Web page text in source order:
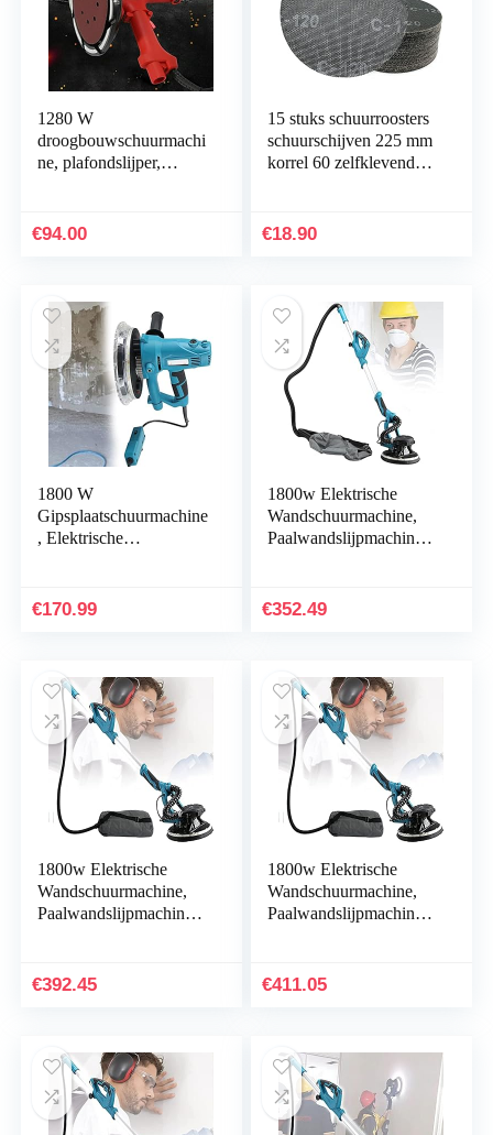
1280 W
droogbouwschuurmachi
ne, plafondslijper,
wandschuurmachine,
€94.00
15 stuks schuurroosters
schuurschijven 225 mm
korrel 60 zelfklevende
giraffenslijper…
€18.90
1800 W
Gipsplaatschuurmachine
, Elektrische
Schijven Instelbare
€170.99
1800w Elektrische
Wandschuurmachine,
Paalwandslijpmachine,
Automatisch…
€352.49
1800w Elektrische
Wandschuurmachine,
Paalwandslijpmachine,
Handgreep, Led…
€392.45
1800w Elektrische
Wandschuurmachine,
Paalwandslijpmachine,
Handgreep, Led…
€411.05